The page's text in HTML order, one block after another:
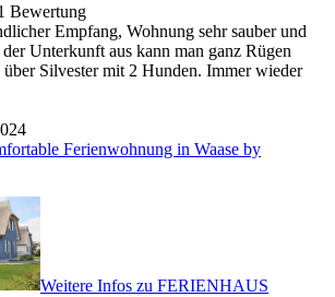
Bewertung
Empfang, Wohnung sehr sauber und
Unterkunft aus kann man ganz Rügen
Silvester mit 2 Hunden. Immer wieder
Ferienwohnung in Waase by
Weitere Infos zu FERIENHAUS